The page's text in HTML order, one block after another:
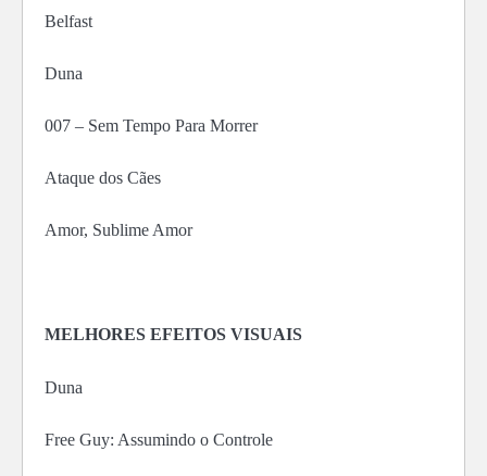
Belfast
Duna
007 – Sem Tempo Para Morrer
Ataque dos Cães
Amor, Sublime Amor
MELHORES EFEITOS VISUAIS
Duna
Free Guy: Assumindo o Controle